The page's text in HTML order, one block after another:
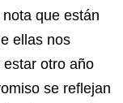
que están
ellas nos
otro año
se reflejan